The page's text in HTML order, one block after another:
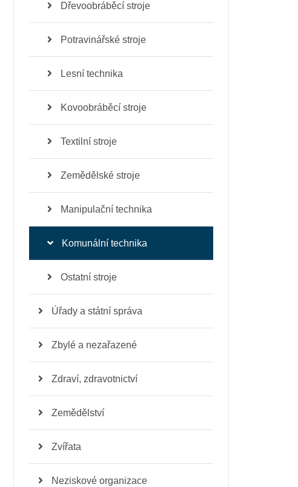
Dřevoobráběcí stroje
Potravinářské stroje
Lesní technika
Kovoobráběcí stroje
Textilní stroje
Zemědělské stroje
Manipulační technika
Komunální technika
Ostatní stroje
Úřady a státní správa
Zbylé a nezařazené
Zdraví, zdravotnictví
Zemědělství
Zvířata
Neziskové organizace